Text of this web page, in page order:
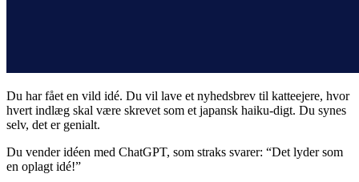
Du har fået en vild idé. Du vil lave et nyhedsbrev til katteejere, hvor
hvert indlæg skal være skrevet som et japansk haiku-digt. Du synes
selv, det er genialt.
Du vender idéen med ChatGPT, som straks svarer: “Det lyder som
en oplagt idé!”